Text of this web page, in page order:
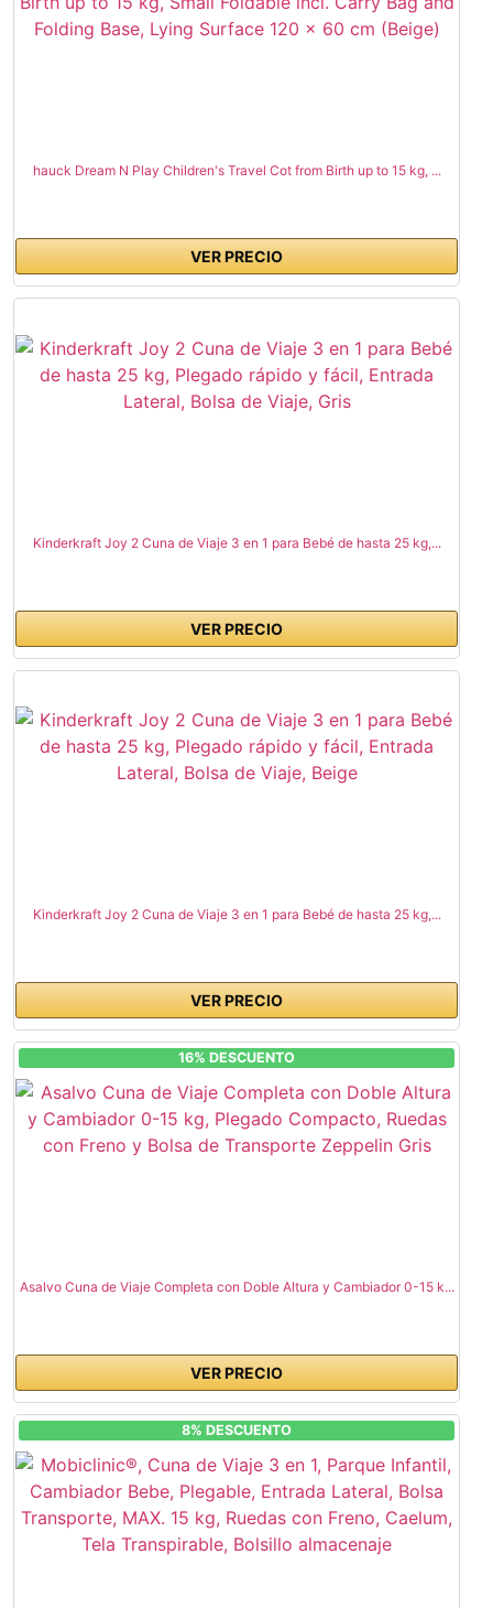
hauck Dream N Play Children's Travel Cot from Birth up to 15 kg, ...
VER PRECIO
Kinderkraft Joy 2 Cuna de Viaje 3 en 1 para Bebé de hasta 25 kg,...
VER PRECIO
Kinderkraft Joy 2 Cuna de Viaje 3 en 1 para Bebé de hasta 25 kg,...
VER PRECIO
16% DESCUENTO
Asalvo Cuna de Viaje Completa con Doble Altura y Cambiador 0-15 k...
VER PRECIO
8% DESCUENTO